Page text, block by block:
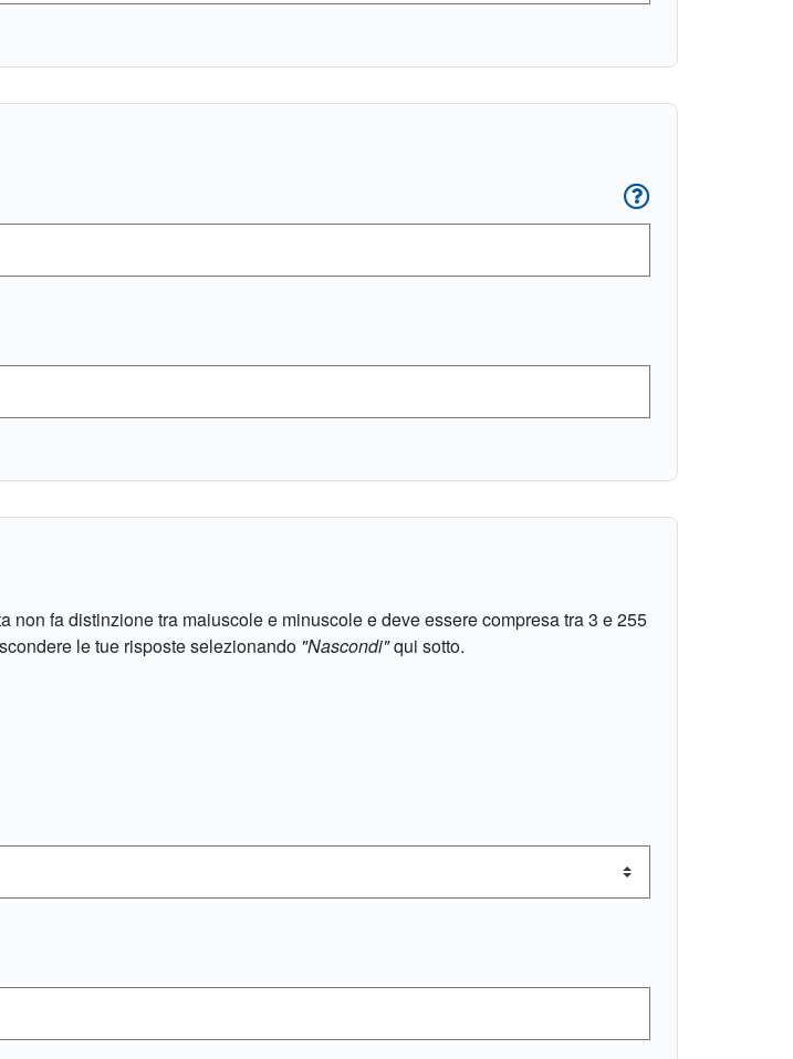
fa distinzione tra maiuscole e minuscole e deve essere compresa tra 3 e 255
le tue risposte selezionando "Nascondi"qui sotto.